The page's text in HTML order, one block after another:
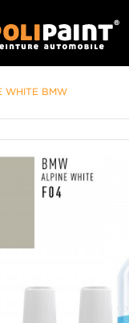
WHITE BMW